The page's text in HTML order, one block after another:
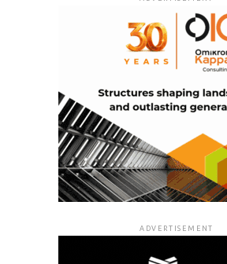
ADVERTISEMENT